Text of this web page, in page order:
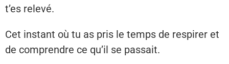
t’es relevé.
Cet instant où tu as pris le temps de respirer et
de comprendre ce qu’il se passait.